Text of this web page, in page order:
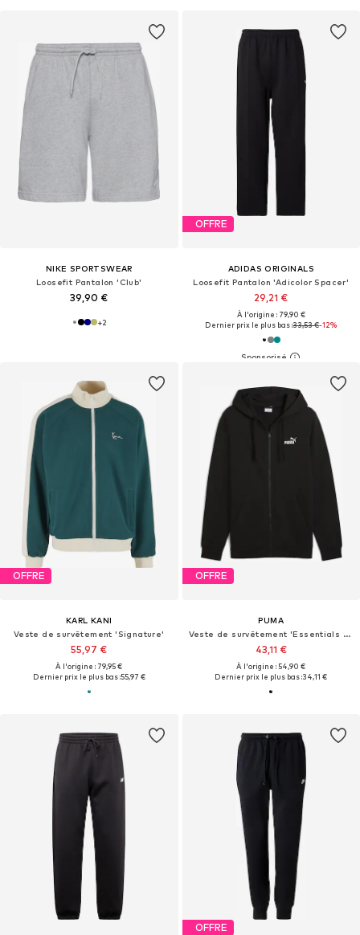
NIKE SPORTSWEAR
Loosefit Pantalon 'Club'
39,90 €
+2
OFFRE
ADIDAS ORIGINALS
Loosefit Pantalon 'Adicolor Spacer'
29,21 €
À l'origine : 79,90 €
Dernier prix le plus bas :33,53 €-12%
OFFRE
KARL KANI
Veste de survêtement 'Signature'
55,97 €
À l'origine : 79,95 €
Dernier prix le plus bas :55,97 €
OFFRE
PUMA
Veste de survêtement 'Essentials No. 1'
43,11 €
À l'origine : 54,90 €
Dernier prix le plus bas :34,11 €
OFFRE